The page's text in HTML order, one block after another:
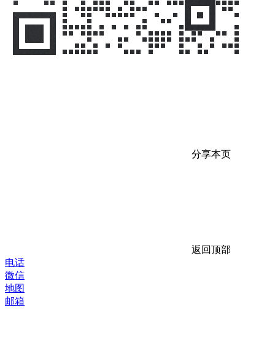
分享本页
返回顶部
电话
微信
地图
邮箱